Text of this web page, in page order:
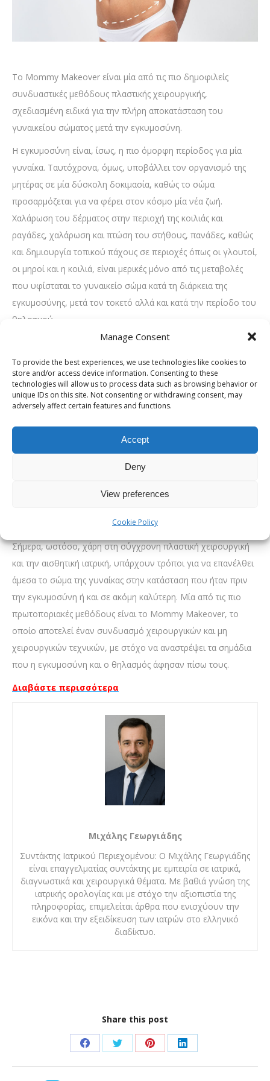
Manage Consent
To provide the best experiences, we use technologies like cookies to
store and/or access device information. Consenting to these
technologies will allow us to process data such as browsing behavior or
unique IDs on this site. Not consenting or withdrawing consent, may
adversely affect certain features and functions.
Accept
Deny
View preferences
Cookie Policy
Το Mommy Makeover είναι μία από τις πιο δημοφιλείς
συνδυαστικές μεθόδους πλαστικής χειρουργικής,
σχεδιασμένη ειδικά για την πλήρη αποκατάσταση του
γυναικείου σώματος μετά την εγκυμοσύνη.
Η εγκυμοσύνη είναι, ίσως, η πιο όμορφη περίοδος για μία
γυναίκα. Ταυτόχρονα, όμως, υποβάλλει τον οργανισμό της
μητέρας σε μία δύσκολη δοκιμασία, καθώς το σώμα
προσαρμόζεται για να φέρει στον κόσμο μία νέα ζωή.
Χαλάρωση του δέρματος στην περιοχή της κοιλιάς και
ραγάδες, χαλάρωση και πτώση του στήθους, πανάδες, καθώς
και δημιουργία τοπικού πάχους σε περιοχές όπως οι γλουτοί,
οι μηροί και η κοιλιά, είναι μερικές μόνο από τις μεταβολές
που υφίσταται το γυναικείο σώμα κατά τη διάρκεια της
εγκυμοσύνης, μετά τον τοκετό αλλά και κατά την περίοδο του
θηλασμού.
Ευτυχώς, οι περισσότερες από αυτές τις αλλαγές είναι εύκολα
αναστρέψιμες με το Mommy Makeover, την πιο σύγχρονη
προσέγγιση της αισθητικής πλαστικής χειρουργικής για ολική
αποκατάσταση μετά την εγκυμοσύνη.
Είναι γεγονός πως η εγκυμοσύνη και ο θηλασμός αφήνουν τα
δικά τους σημάδια στο γυναικείο σώμα, το οποίο αλλάζει
δραστικά μετά την έλευση ενός ή περισσότερων παιδιών.
Αυτά τα σημάδια μπορεί να έχουν μεγάλη επίδραση και στον
Σήμερα, ωστόσο, χάρη στη σύγχρονη πλαστική χειρουργική
και την αισθητική ιατρική, υπάρχουν τρόποι για να επανέλθει
άμεσα το σώμα της γυναίκας στην κατάσταση που ήταν πριν
την εγκυμοσύνη ή και σε ακόμη καλύτερη. Μία από τις πιο
πρωτοποριακές μεθόδους είναι το Mommy Makeover, το
οποίο αποτελεί έναν συνδυασμό χειρουργικών και μη
χειρουργικών τεχνικών, με στόχο να αναστρέψει τα σημάδια
που η εγκυμοσύνη και ο θηλασμός άφησαν πίσω τους.
Διαβάστε περισσότερα
Μιχάλης Γεωργιάδης
Συντάκτης Ιατρικού Περιεχομένου: Ο Μιχάλης Γεωργιάδης
είναι επαγγελματίας συντάκτης με εμπειρία σε ιατρικά,
διαγνωστικά και χειρουργικά θέματα. Με βαθιά γνώση της
ιατρικής ορολογίας και με στόχο την αξιοπιστία της
πληροφορίας, επιμελείται άρθρα που ενισχύουν την
εικόνα και την εξειδίκευση των ιατρών στο ελληνικό
διαδίκτυο.
Share this post